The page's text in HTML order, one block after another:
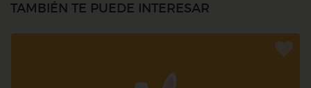
TAMBIÉN TE PUEDE INTERESAR